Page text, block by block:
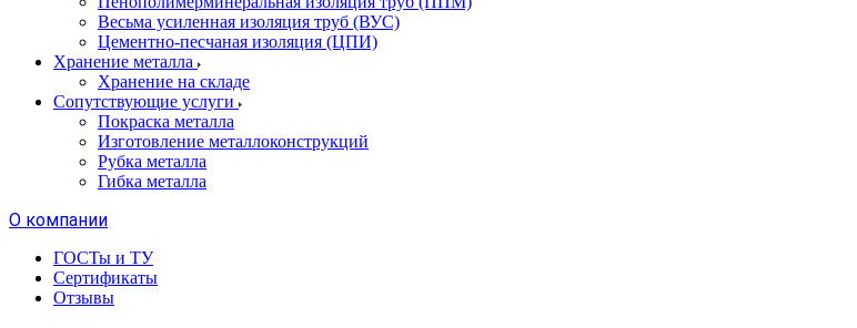
Весьма усиленная изоляция труб (ВУС)
Цементно-песчаная изоляция (ЦПИ)
Хранение металла
Хранение на складе
Сопутствующие услуги
Покраска металла
Изготовление металлоконструкций
Рубка металла
Гибка металла
О компании
ГОСТы и ТУ
Сертификаты
Отзывы